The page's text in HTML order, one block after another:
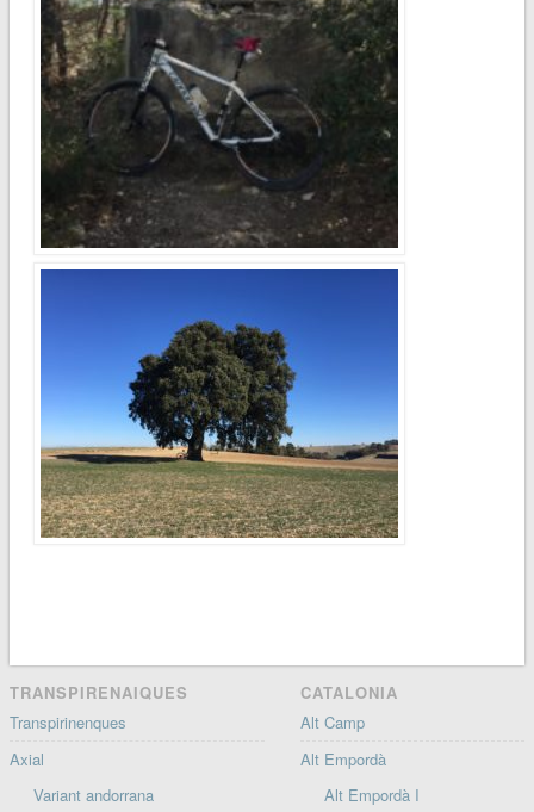
TRANSPIRENAIQUES
Transpirinenques
Axial
Variant andorrana
CATALONIA
Alt Camp
Alt Empordà
Alt Empordà I